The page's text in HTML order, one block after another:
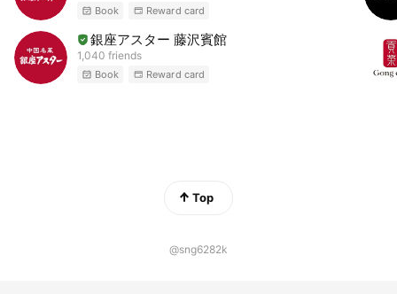
Book Reward card
銀座アスター 藤沢賓館
1,040 friends
Book Reward card
Top
@sng6282k